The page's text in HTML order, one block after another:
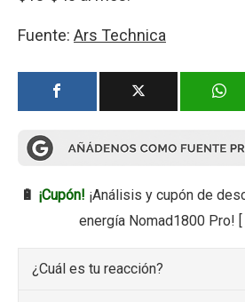
Fuente: Ars Technica
🔋 ¡Cupón! ¡Análisis y cupón de
energía Nomad1800 Pro! [
¿Cuál es tu reacción?